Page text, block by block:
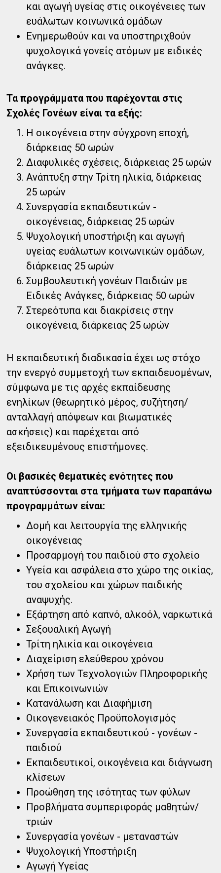
και αγωγή υγείας στις οικογένειες των
ευάλωτων κοινωνικά ομάδων
Ενημερωθούν και να υποστηριχθούν
ψυχολογικά γονείς ατόμων με ειδικές
ανάγκες.
Τα προγράμματα που παρέχονται στις
Σχολές Γονέων είναι τα εξής:
Η οικογένεια στην σύγχρονη εποχή,
διάρκειας 50 ωρών
Διαφυλικές σχέσεις, διάρκειας 25 ωρών
Ανάπτυξη στην Τρίτη ηλικία, διάρκειας
25 ωρών
Συνεργασία εκπαιδευτικών -
οικογένειας, διάρκειας 25 ωρών
Ψυχολογική υποστήριξη και αγωγή
υγείας ευάλωτων κοινωνικών ομάδων,
διάρκειας 25 ωρών
Συμβουλευτική γονέων Παιδιών με
Ειδικές Ανάγκες, διάρκειας 50 ωρών
Στερεότυπα και διακρίσεις στην
οικογένεια, διάρκειας 25 ωρών
Η εκπαιδευτική διαδικασία έχει ως στόχο
την ενεργό συμμετοχή των εκπαιδευομένων,
σύμφωνα με τις αρχές εκπαίδευσης
ενηλίκων (θεωρητικό μέρος, συζήτηση/
ανταλλαγή απόψεων και βιωματικές
ασκήσεις) και παρέχεται από
εξειδικευμένους επιστήμονες.
Οι βασικές θεματικές ενότητες που
αναπτύσσονται στα τμήματα των παραπάνω
προγραμμάτων είναι:
Δομή και λειτουργία της ελληνικής
οικογένειας
Προσαρμογή του παιδιού στο σχολείο
Υγεία και ασφάλεια στο χώρο της οικίας,
του σχολείου και χώρων παιδικής
αναψυχής.
Εξάρτηση από καπνό, αλκοόλ, ναρκωτικά
Σεξουαλική Αγωγή
Τρίτη ηλικία και οικογένεια
Διαχείριση ελεύθερου χρόνου
Χρήση των Τεχνολογιών Πληροφορικής
και Επικοινωνιών
Κατανάλωση και Διαφήμιση
Οικογενειακός Προϋπολογισμός
Συνεργασία εκπαιδευτικού - γονέων -
παιδιού
Εκπαιδευτικοί, οικογένεια και διάγνωση
κλίσεων
Προώθηση της ισότητας των φύλων
Προβλήματα συμπεριφοράς μαθητών/
τριών
Συνεργασία γονέων - μεταναστών
Ψυχολογική Υποστήριξη
Αγωγή Υγείας